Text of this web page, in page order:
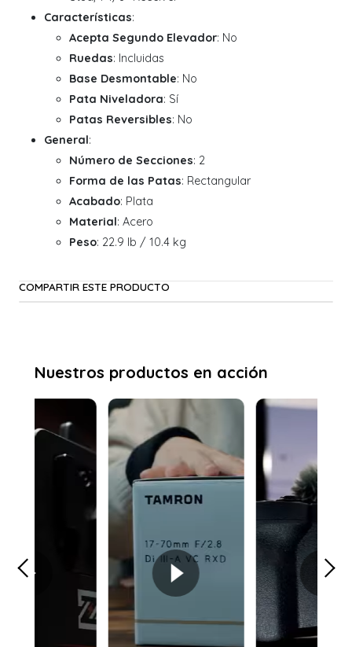
Características:
Acepta Segundo Elevador: No
Ruedas: Incluidas
Base Desmontable: No
Pata Niveladora: Sí
Patas Reversibles: No
General:
Número de Secciones: 2
Forma de las Patas: Rectangular
Acabado: Plata
Material: Acero
Peso: 22.9 lb / 10.4 kg
COMPARTIR ESTE PRODUCTO